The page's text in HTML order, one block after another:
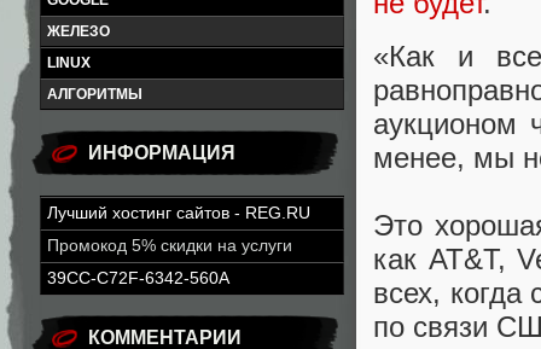
ЖЕЛЕЗО
LINUX
АЛГОРИТМЫ
ИНФОРМАЦИЯ
Лучший хостинг сайтов - REG.RU
Промокод 5% скидки на услуги
39CC-C72F-6342-560A
КОММЕНТАРИИ
«Как и
аукционом
менее, мы
Это
как AT&T,
всех, когда
по связи